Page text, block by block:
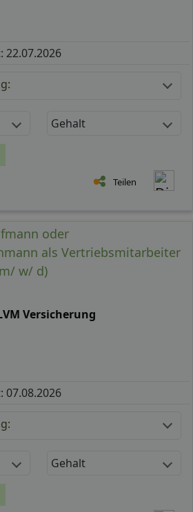
22.07.2026
Gehalt
Teilen
oder
als Vertriebsmitarbeiter
w/ d)
Versicherung
07.08.2026
Gehalt